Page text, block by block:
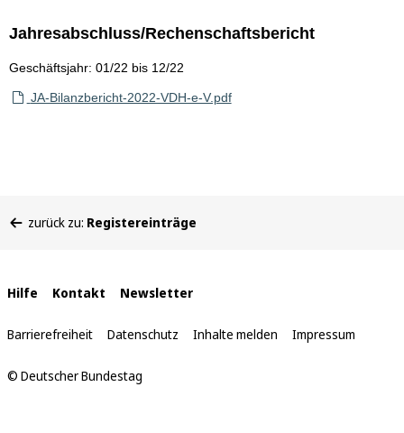
Jahresabschluss/Rechenschaftsbericht
Geschäftsjahr: 01/22 bis 12/22
JA-Bilanzbericht-2022-VDH-e-V.pdf
befinden
zurück zu: Registereinträge
Interne
Links
Hilfe Kontakt Newsletter
Barrierefreiheit Datenschutz Inhalte melden Impressum
© Deutscher Bundestag